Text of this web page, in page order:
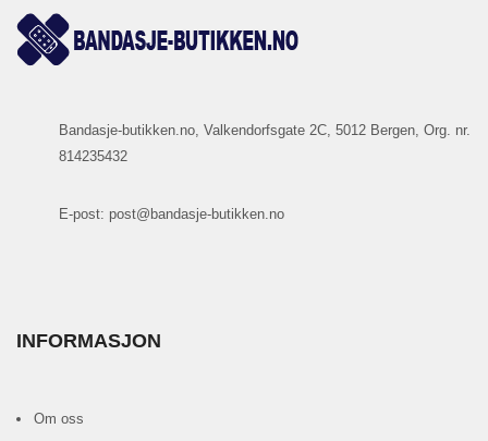
Bandasje-butikken.no, Valkendorfsgate 2C, 5012 Bergen, Org. nr.
814235432
E-post: post@bandasje-butikken.no
INFORMASJON
Om oss